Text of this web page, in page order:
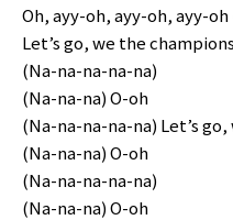
Oh, ayy-oh, ayy-oh, ayy-
Let’s go, we the
(Na-na-na-na-na)
(Na-na-na) O-oh
(Na-na-na-na-na) Let’s
(Na-na-na) O-oh
(Na-na-na-na-na)
(Na-na-na) O-oh